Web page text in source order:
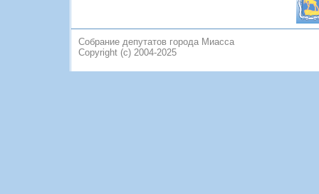
Собрание депутатов города Миасса
Copyright (c) 2004-2025